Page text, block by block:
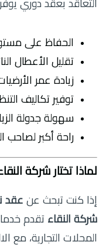
التعاقد بعقد دوري
الحفاظ على
تقليل الأعطال
زيادة عمر
توفير تكاليف
سهولة جدولة
راحة أكبر لصاحب
لماذا تختار شركة
إذا كنت تبحث عن عقد
شركة النقاء تقدم
المحلات التجارية، مع